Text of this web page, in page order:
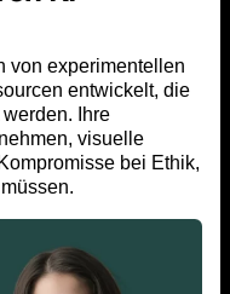
von experimentellen
entwickelt, die
Ihre
visuelle
bei Ethik,